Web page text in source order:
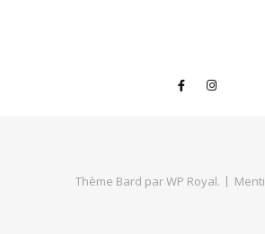
Thème Bard parWP Royal.